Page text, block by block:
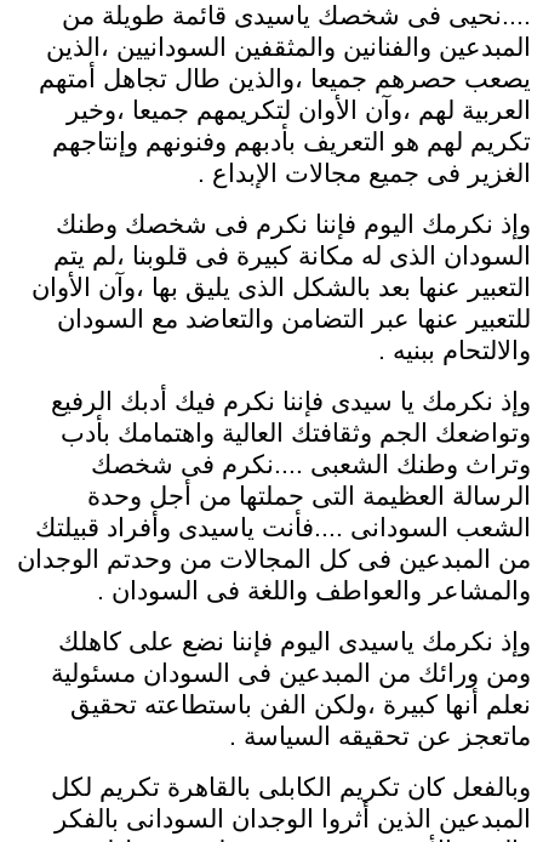
....نحيى فى شخصك ياسيدى قائمة طويلة من
المبدعين والفنانين والمثقفين السودانيين ،الذين
يصعب حصرهم جميعا ،والذين طال تجاهل أمتهم
العربية لهم ،وآن الأوان لتكريمهم جميعا ،وخير
تكريم لهم هو التعريف بأدبهم وفنونهم وإنتاجهم
الغزير فى جميع مجالات الإبداع .
وإذ نكرمك اليوم فإننا نكرم فى شخصك وطنك
السودان الذى له مكانة كبيرة فى قلوبنا ،لم يتم
التعبير عنها بعد بالشكل الذى يليق بها ،وآن الأوان
للتعبير عنها عبر التضامن والتعاضد مع السودان
والالتحام ببنيه .
وإذ نكرمك يا سيدى فإننا نكرم فيك أدبك الرفيع
وتواضعك الجم وثقافتك العالية واهتمامك بأدب
وتراث وطنك الشعبى ....نكرم فى شخصك
الرسالة العظيمة التى حملتها من أجل وحدة
الشعب السودانى ....فأنت ياسيدى وأفراد قبيلتك
من المبدعين فى كل المجالات من وحدتم الوجدان
والمشاعر والعواطف واللغة فى السودان .
وإذ نكرمك ياسيدى اليوم فإننا نضع على كاهلك
ومن ورائك من المبدعين فى السودان مسئولية
نعلم أنها كبيرة ،ولكن الفن باستطاعته تحقيق
ماتعجز عن تحقيقه السياسة .
وبالفعل كان تكريم الكابلى بالقاهرة تكريم لكل
المبدعين الذين أثروا الوجدان السودانى بالفكر